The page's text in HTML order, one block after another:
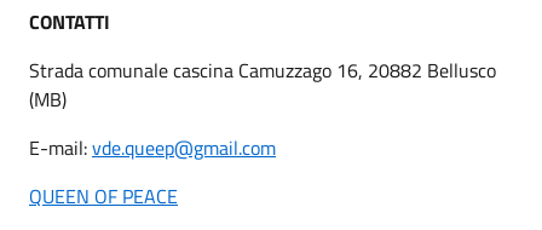
CONTATTI
Strada comunale cascina Camuzzago 16, 20882 Bellusco
(MB)
E-mail:vde.queep@gmail.com
QUEEN OF PEACE